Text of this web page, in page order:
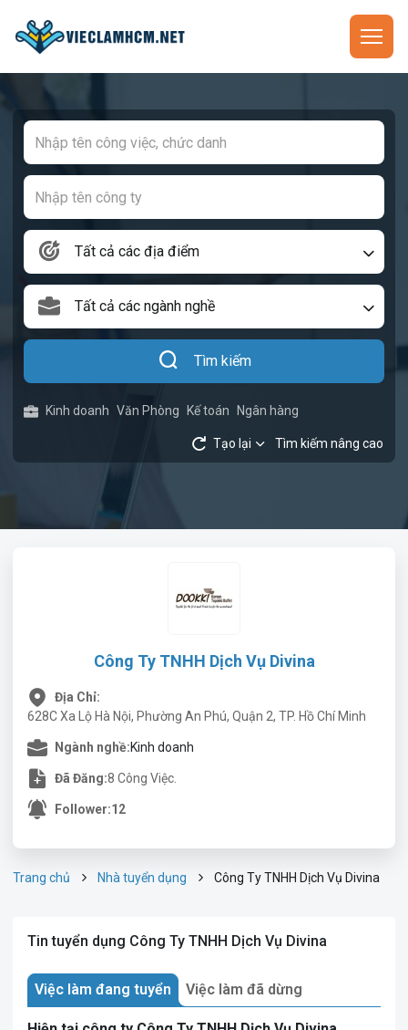
Tất cả các địa điểm
Tất cả các ngành nghề
Tìm kiếm
Kinh doanh Văn Phòng Kế toán Ngân hàng
Tạo lại Tìm kiếm nâng cao
Công Ty TNHH Dịch Vụ Divina
Địa Chỉ:
628C Xa Lộ Hà Nội, Phường An Phú, Quận 2, TP. Hồ Chí Minh
Ngành nghề:Kinh doanh
Đã Đăng:8 Công Việc.
Follower:12
Trang chủ Nhà tuyển dụng Công Ty TNHH Dịch Vụ Divina
Tin tuyển dụng Công Ty TNHH Dịch Vụ Divina
Việc làm đang tuyển Việc làm đã dừng